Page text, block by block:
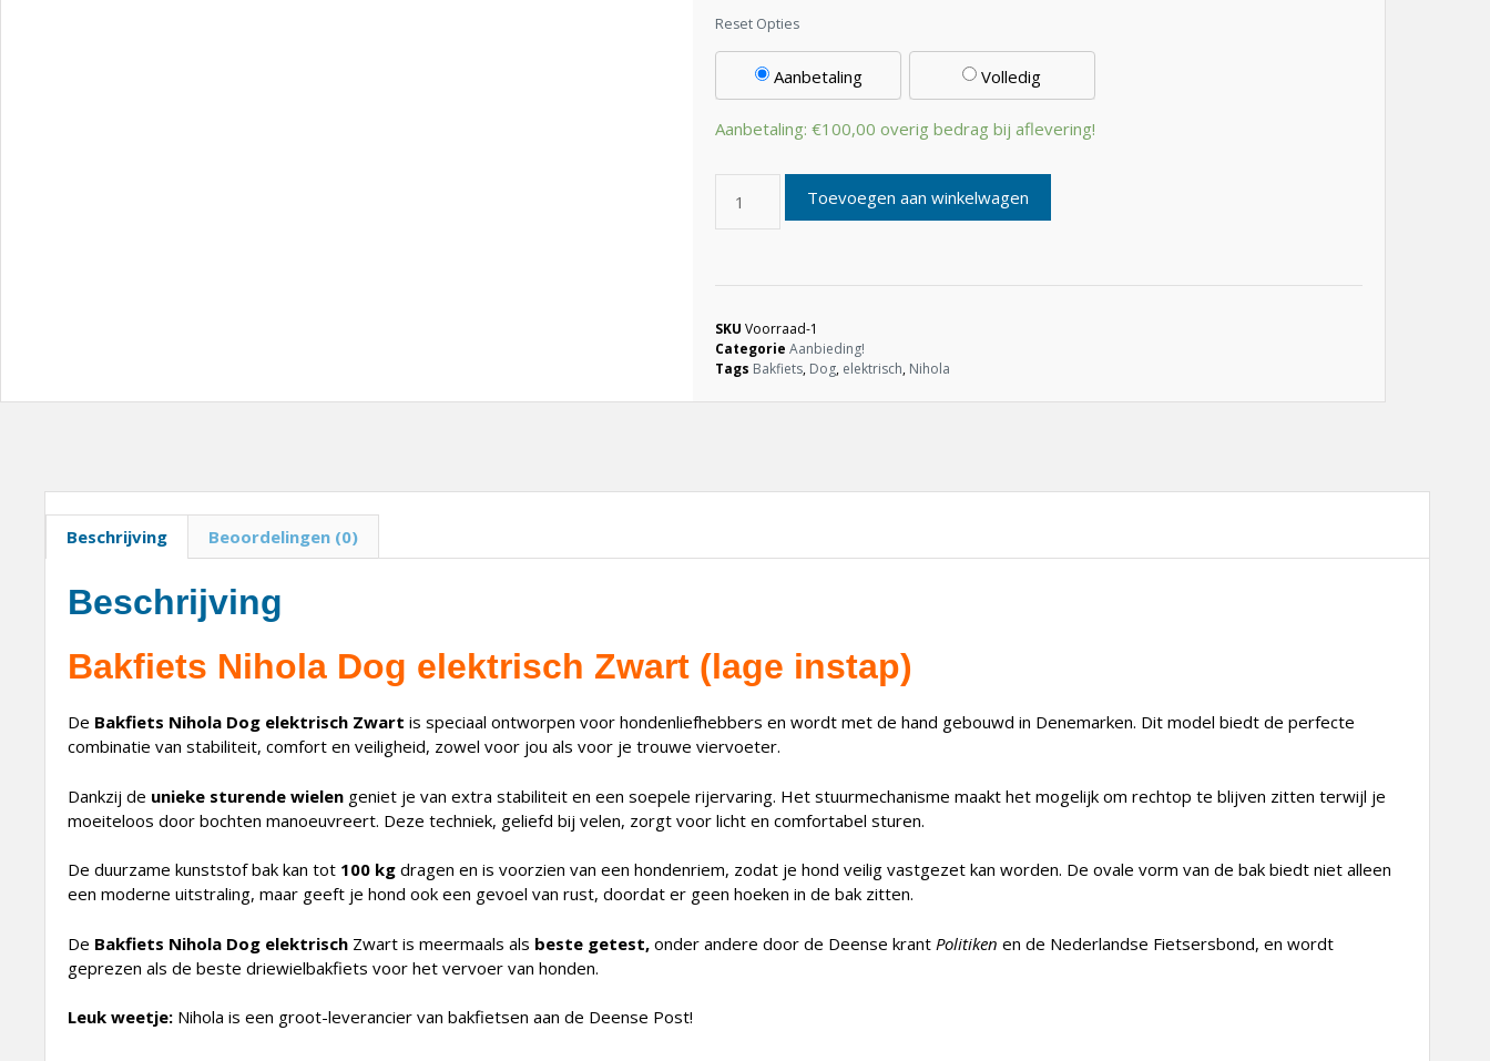
Aanbetaling Volledig
Aanbetaling: €100,00 overig bedrag bij aflevering!
Toevoegen aan winkelwagen
SKU Voorraad-1
Categorie Aanbieding!
Tags Bakfiets, Dog, elektrisch, Nihola
Beschrijving Beoordelingen (0)
Beschrijving
Bakfiets Nihola Dog elektrisch Zwart (lage instap)
De Bakfiets Nihola Dog elektrisch Zwart is speciaal ontworpen voor hondenliefhebbers en wordt met de hand gebouwd in Denemarken. Dit model biedt de perfecte
combinatie van stabiliteit, comfort en veiligheid, zowel voor jou als voor je trouwe viervoeter.
Dankzij de unieke sturende wielen geniet je van extra stabiliteit en een soepele rijervaring. Het stuurmechanisme maakt het mogelijk om rechtop te blijven zitten terwijl je
moeiteloos door bochten manoeuvreert. Deze techniek, geliefd bij velen, zorgt voor licht en comfortabel sturen.
De duurzame kunststof bak kan tot 100 kg dragen en is voorzien van een hondenriem, zodat je hond veilig vastgezet kan worden. De ovale vorm van de bak biedt niet alleen
een moderne uitstraling, maar geeft je hond ook een gevoel van rust, doordat er geen hoeken in de bak zitten.
De Bakfiets Nihola Dog elektrisch Zwart is meermaals als beste getest, onder andere door de Deense krant Politiken en de Nederlandse Fietsersbond, en wordt
geprezen als de beste driewielbakfiets voor het vervoer van honden.
Leuk weetje: Nihola is een groot-leverancier van bakfietsen aan de Deense Post!